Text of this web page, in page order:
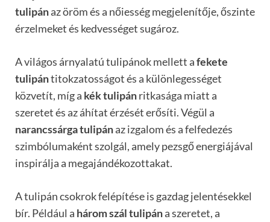
tulipánaz öröm és a nőiesség megjelenítője, őszinte
érzelmeket és kedvességet sugároz.
A világos árnyalatú tulipánok mellett afekete
tulipántitokzatosságot és a különlegességet
közvetít, míg a kék tulipánritkasága miatt a
szeretet és az áhítat érzését erősíti. Végül a
narancssárga tulipánaz izgalom és a felfedezés
szimbólumaként szolgál, amely pezsgő energiájával
inspirálja a megajándékozottakat.
A tulipán csokrok felépítése is gazdag jelentésekkel
bír. Például a három szál tulipána szeretet, a